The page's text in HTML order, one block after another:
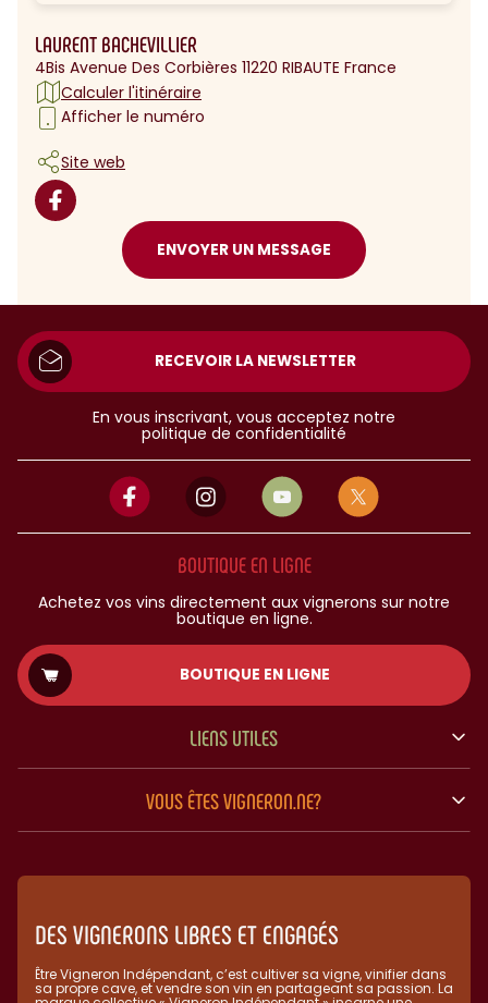
LAURENT BACHEVILLIER
4Bis Avenue Des Corbières 11220 RIBAUTE France
Calculer l'itinéraire
Afficher le numéro
Site web
ENVOYER UN MESSAGE
RECEVOIR LA NEWSLETTER
En vous inscrivant, vous acceptez notre
politique de confidentialité
BOUTIQUE EN LIGNE
Achetez vos vins directement aux vignerons sur notre
boutique en ligne.
BOUTIQUE EN LIGNE
LIENS UTILES
VOUS ÊTES VIGNERON.NE?
DES VIGNERONS LIBRES ET ENGAGÉS
Être Vigneron Indépendant, c’est cultiver sa vigne, vinifier dans
sa propre cave, et vendre son vin en partageant sa passion. La